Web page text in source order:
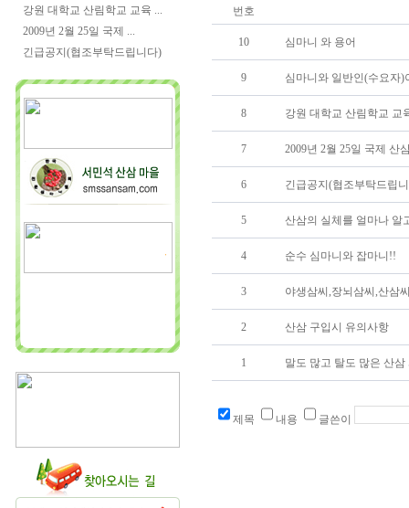
강원 대학교 산림학교 교육 ...
2009년 2월 25일 국제 ...
긴급공지(협조부탁드립니다)
번호
10 심마니 와 용어
9 심마니와 일반인(수요자)
8 강원 대학교 산림학교 교
7 2009년 2월 25일 국제 산
6 긴급공지(협조부탁드립
5 산삼의 실체를 얼마나 알
4 순수 심마니와 잡마니!!
3 야생삼씨,장뇌삼씨,산삼
2 산삼 구입시 유의사항
1 말도 많고 탈도 많은 산삼
제목 내용 글쓴이